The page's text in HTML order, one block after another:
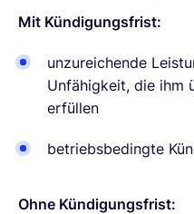
Mit Kündigungsfrist:
unzureichende
Unfähigkeit, die ihm
erfüllen
betriebsbedingte
Ohne Kündigungsfrist: